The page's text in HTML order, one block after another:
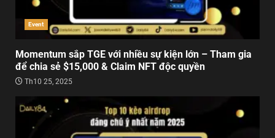
Event
Momentum sắp TGE với nhiều sự kiện lớn – Tham gia
để chia sẻ $15,000 & Claim NFT độc quyền
Th10 25, 2025